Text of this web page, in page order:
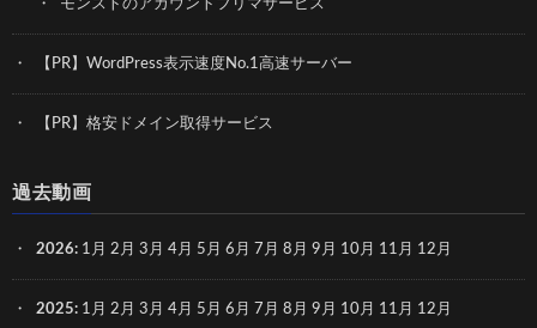
モンストのアカウントフリマサービス
【PR】WordPress表示速度No.1高速サーバー
【PR】格安ドメイン取得サービス
過去動画
2026: 1月 2月 3月 4月 5月 6月 7月 8月 9月 10月 11月 12月
2025: 1月 2月 3月 4月 5月 6月 7月 8月 9月 10月 11月 12月